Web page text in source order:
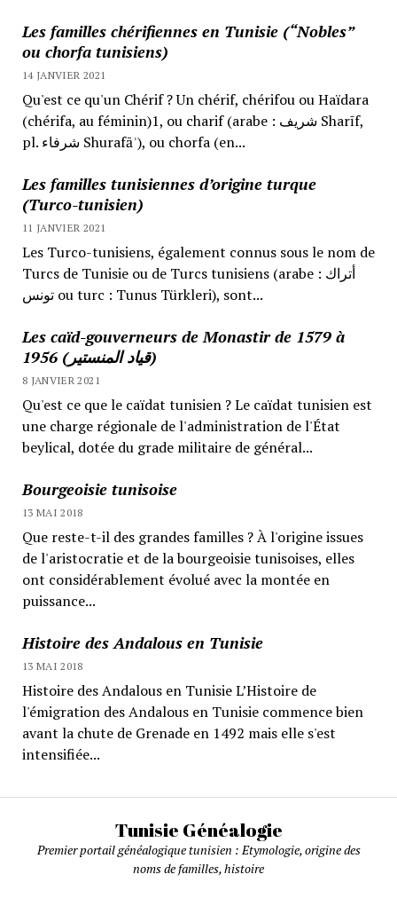
Les familles chérifiennes en Tunisie (“Nobles”
ou chorfa tunisiens)
14 JANVIER 2021
Qu'est ce qu'un Chérif ? Un chérif, chérifou ou Haïdara
(chérifa, au féminin)1, ou charif (arabe : شريف Sharīf,
pl. شرفاء Shurafāʾ), ou chorfa (en...
Les familles tunisiennes d’origine turque
(Turco-tunisien)
11 JANVIER 2021
Les Turco-tunisiens, également connus sous le nom de
Turcs de Tunisie ou de Turcs tunisiens (arabe : أتراك
تونس ou turc : Tunus Türkleri), sont...
Les caïd-gouverneurs de Monastir de 1579 à
1956 (قياد المنستير)
8 JANVIER 2021
Qu'est ce que le caïdat tunisien ? Le caïdat tunisien est
une charge régionale de l'administration de l'État
beylical, dotée du grade militaire de général...
Bourgeoisie tunisoise
13 MAI 2018
Que reste-t-il des grandes familles ? À l'origine issues
de l'aristocratie et de la bourgeoisie tunisoises, elles
ont considérablement évolué avec la montée en
puissance...
Histoire des Andalous en Tunisie
13 MAI 2018
Histoire des Andalous en Tunisie L’Histoire de
l'émigration des Andalous en Tunisie commence bien
avant la chute de Grenade en 1492 mais elle s'est
intensifiée...
Tunisie Généalogie
Premier portail généalogique tunisien : Etymologie, origine des
noms de familles, histoire